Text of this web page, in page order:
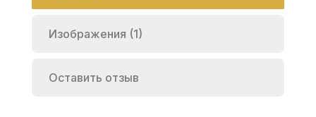
Изображения (1)
Оставить отзыв